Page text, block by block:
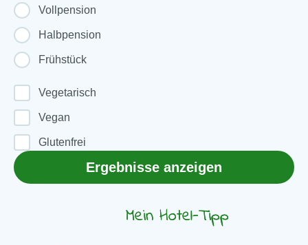
Vollpension
Halbpension
Frühstück
Vegetarisch
Vegan
Glutenfrei
Ergebnisse anzeigen
Mein Hotel-Tipp